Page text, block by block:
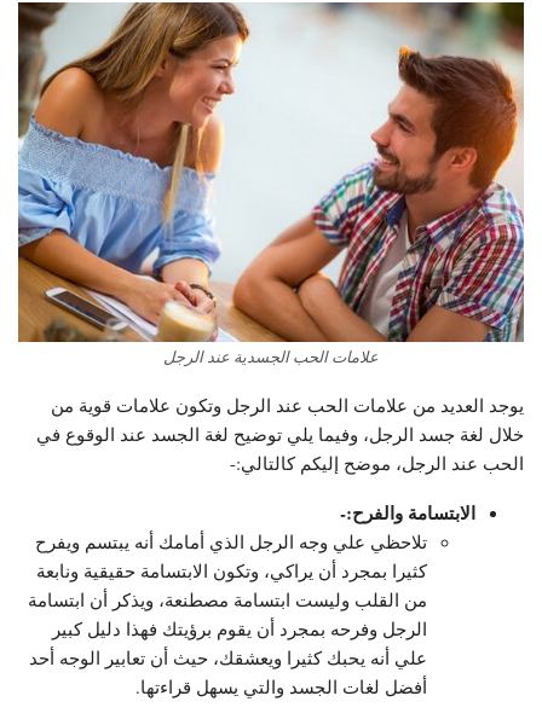
علامات الحب الجسدية عند الرجل
يوجد العديد من علامات الحب عند الرجل وتكون علامات قوية من
خلال لغة جسد الرجل، وفيما يلي توضيح لغة الجسد عند الوقوع في
الحب عند الرجل، موضح إليكم كالتالي:-
الابتسامة والفرح:-
تلاحظي علي وجه الرجل الذي أمامك أنه يبتسم ويفرح
كثيرا بمجرد أن يراكي، وتكون الابتسامة حقيقية ونابعة
من القلب وليست ابتسامة مصطنعة، ويذكر أن ابتسامة
الرجل وفرحه بمجرد أن يقوم برؤيتك فهذا دليل كبير
علي أنه يحبك كثيرا ويعشقك، حيث أن تعابير الوجه أحد
أفضل لغات الجسد والتي يسهل قراءتها.